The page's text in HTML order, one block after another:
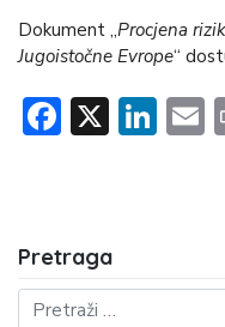
Dokument „Procjena
Jugoistočne Evrope“
Facebook
X
Pretraga